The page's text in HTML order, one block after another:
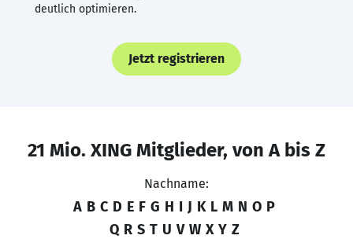
deutlich optimieren.
Jetzt registrieren
21 Mio. XING Mitglieder, von A bis Z
Nachname:
A B C D E F G H I J K L M N O P
Q R S T U V W X Y Z